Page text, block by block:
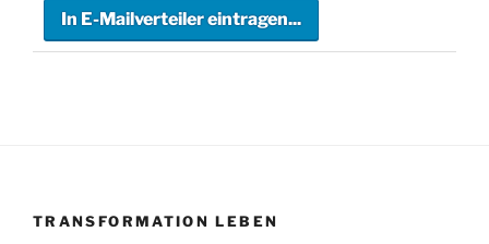
TRANSFORMATION LEBEN